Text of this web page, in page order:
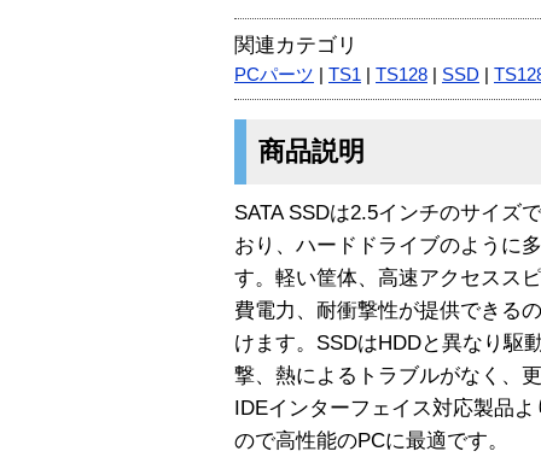
関連カテゴリ
PCパーツ TS1 TS128 SSD
商品説明
SATA SSDは2.5インチのサイズ
おり、ハードドライブのように
す。軽い筐体、高速アクセスス
費電力、耐衝撃性が提供できる
けます。SSDはHDDと異なり駆
撃、熱によるトラブルがなく、
IDEインターフェイス対応製品
ので高性能のPCに最適です。